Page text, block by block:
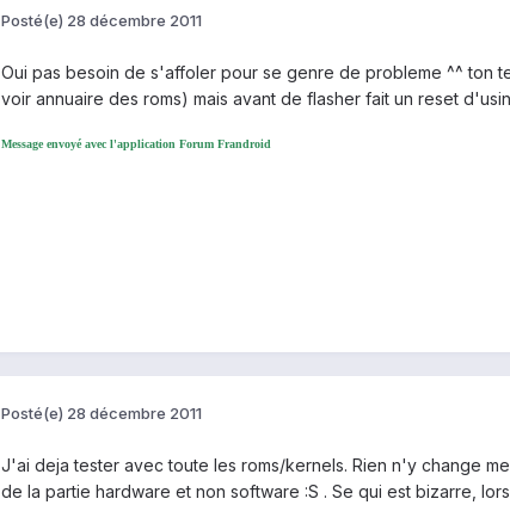
Posté(e) 28 décembre 2011
Oui pas besoin de s'affoler pour se genre de probleme ^^ ton
voir annuaire des roms) mais avant de flasher fait un reset
Message envoyé avec l'application Forum Frandroid
Posté(e) 28 décembre 2011
J'ai deja tester avec toute les roms/kernels. Rien n'y change
de la partie hardware et non software :S . Se qui est bizarre,